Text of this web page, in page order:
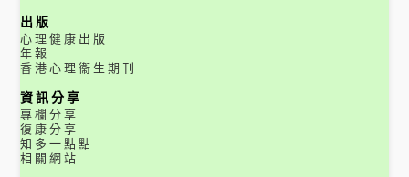
出版
心理健康出版
年報
香港心理衞生期刊
資訊分享
專欄分享
復康分享
知多一點點
相關網站